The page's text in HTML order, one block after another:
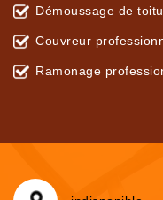
Démoussage de
Couvreur
Ramonage